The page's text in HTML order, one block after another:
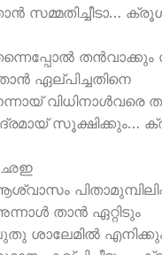
സമ്മതിച്ചീടാ…
തന്‍വാക്കും
ഏല്പിച്ചതിനെ
വിധിനാള്‍വരെ
സൂക്ഷിക്കും…
താന്‍ ഏറ്റിടും
ശാലേമില്‍